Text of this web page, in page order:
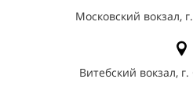
Московский вокзал,
Витебский вокзал,